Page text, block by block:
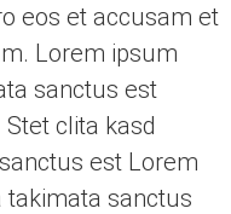
eos et accusam et
Lorem ipsum
sanctus est
clita kasd
est Lorem
takimata sanctus